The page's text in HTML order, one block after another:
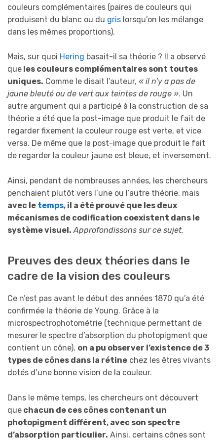
couleurs complémentaires (paires de couleurs qui
produisent du blanc ou du gris lorsqu’on les mélange
dans les mêmes proportions).
Mais, sur quoi Hering basait-il sa théorie ? Il a observé
que les couleurs complémentaires sont toutes
uniques. Comme le disait l’auteur, « il n’y a pas de
jaune bleuté ou de vert aux teintes de rouge ». Un
autre argument qui a participé à la construction de sa
théorie a été que la post-image que produit le fait de
regarder fixement la couleur rouge est verte, et vice
versa. De même que la post-image que produit le fait
de regarder la couleur jaune est bleue, et inversement.
Ainsi, pendant de nombreuses années, les chercheurs
penchaient plutôt vers l’une ou l’autre théorie, mais
avec le temps, il a été prouvé que les deux
mécanismes de codification coexistent dans le
système visuel. Approfondissons sur ce sujet.
Preuves des deux théories dans le
cadre de la vision des couleurs
Ce n’est pas avant le début des années 1870 qu’a été
confirmée la théorie de Young. Grâce à la
microspectrophotométrie (technique permettant de
mesurer le spectre d’absorption du photopigment que
contient un cône), on a pu observer l’existence de 3
types de cônes dans la rétine chez les êtres vivants
dotés d’une bonne vision de la couleur.
Dans le même temps, les chercheurs ont découvert
que chacun de ces cônes contenant un
photopigment différent, avec son spectre
d’absorption particulier. Ainsi, certains cônes sont